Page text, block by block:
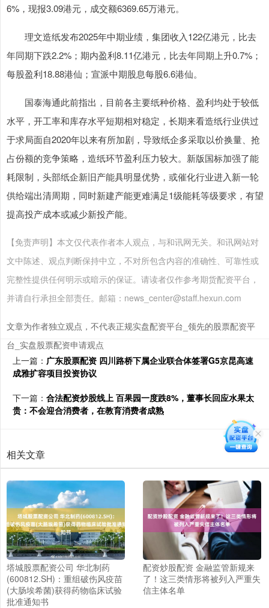
6%，现报3.09港元，成交额6369.65万港元。
理文造纸发布2025年中期业绩，集团收入122亿港元，比去
年同期下跌2.2%；期内盈利8.11亿港元，比去年同期上升0.7%；
每股盈利18.88港仙；宣派中期股息每股6.6港仙。
国泰海通此前指出，目前各主要纸种价格、盈利均处于较低
水平，开工率和库存水平短期相对稳定，长期来看造纸行业供过
于求局面自2020年以来有所加剧，导致纸企多采取以价换量、抢
占份额的竞争策略，造纸环节盈利压力较大。新版国标加强了能
耗限制，头部纸企新旧产能具明显优势，或催化行业进入新一轮
供给端出清周期，同时新建产能更难满足1级能耗等级要求，有望
提高投产成本或减少新投产能。
【免责声明】本文仅代表作者本人观点，与和讯网无关。和讯网站对
文中陈述、观点判断保持中立，不对所包含内容的准确性、可靠性或
完整性提供任何明示或暗示的保证。请读者仅作参考期货配资平台，
并请自行承担全部责任。邮箱：news_center@staff.hexun.com
文章为作者独立观点，不代表正规实盘配资平台_领先的股票配资平
台_实盘股票配资申请观点
上一篇： 广东股票配资 四川路桥下属企业联合体签署G5京昆高速
成雅扩容项目投资协议
下一篇： 合法配资炒股线上 百果园一度跌8%，董事长回应水果太
贵：不会迎合消费者，在教育消费者成熟
相关文章
塔城股票配资公司 华北制药
(600812.SH)：重组破伤风疫苗
(大肠埃希菌)获得药物临床试验
批准通知书
配资炒股配资 金融监管新规来
了！这三类情形将被列入严重失
信主体名单